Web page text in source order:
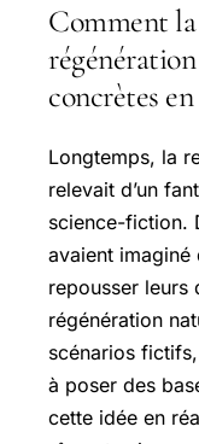
Comment
concrètes en
Longtemps, la
relevait d’un
science-fiction.
avaient imaginé
repousser leurs
régénération
scénarios
à poser des
cette idée en